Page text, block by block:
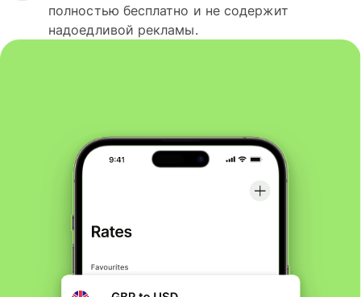
полностью бесплатно и не содержит
надоедливой рекламы.